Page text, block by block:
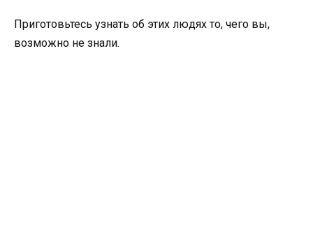
Приготовьтесь узнать об этих людях то, чего вы,
возможно не знали.